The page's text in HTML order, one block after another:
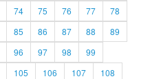
74 75 76 77
78
85 86 87 88
89
96 97 98
99
105 106 107
108